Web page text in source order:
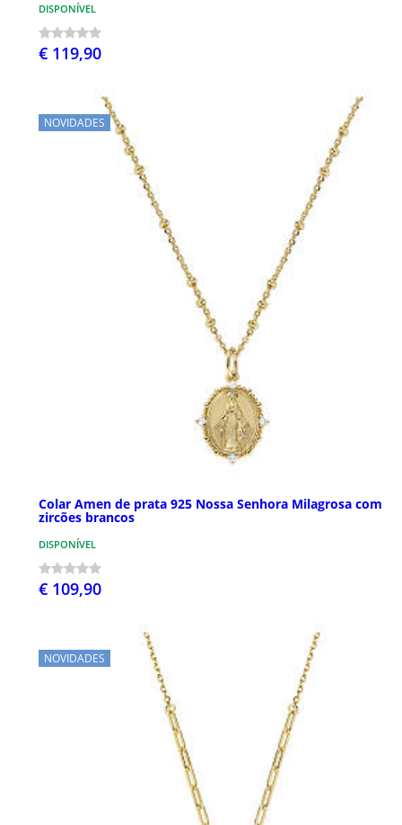
DISPONÍVEL
€ 119,90
NOVIDADES
Colar Amen de prata 925 Nossa Senhora Milagrosa com
zircões brancos
DISPONÍVEL
€ 109,90
NOVIDADES